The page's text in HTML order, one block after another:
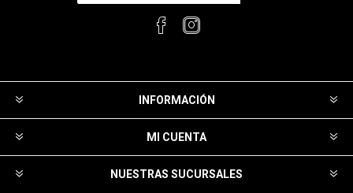
INFORMACIÓN
MI CUENTA
NUESTRAS SUCURSALES